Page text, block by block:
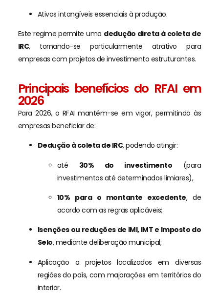
Ativos intangíveis essenciais à produção.
Este regime permite uma dedução direta à coleta de
IRC, tornando-se particularmente atrativo para
empresas com projetos de investimento estruturantes.
Principais benefícios do RFAI em
2026
Para 2026, o RFAI mantém-se em vigor, permitindo às
empresas beneficiar de:
Dedução à coleta de IRC, podendo atingir:
até 30% do investimento (para
investimentos até determinados limiares),
10% para o montante excedente, de
acordo com as regras aplicáveis;
Isenções ou reduções de IMI, IMT e Imposto do
Selo, mediante deliberação municipal;
Aplicação a projetos localizados em diversas
regiões do país, com majorações em territórios do
interior.